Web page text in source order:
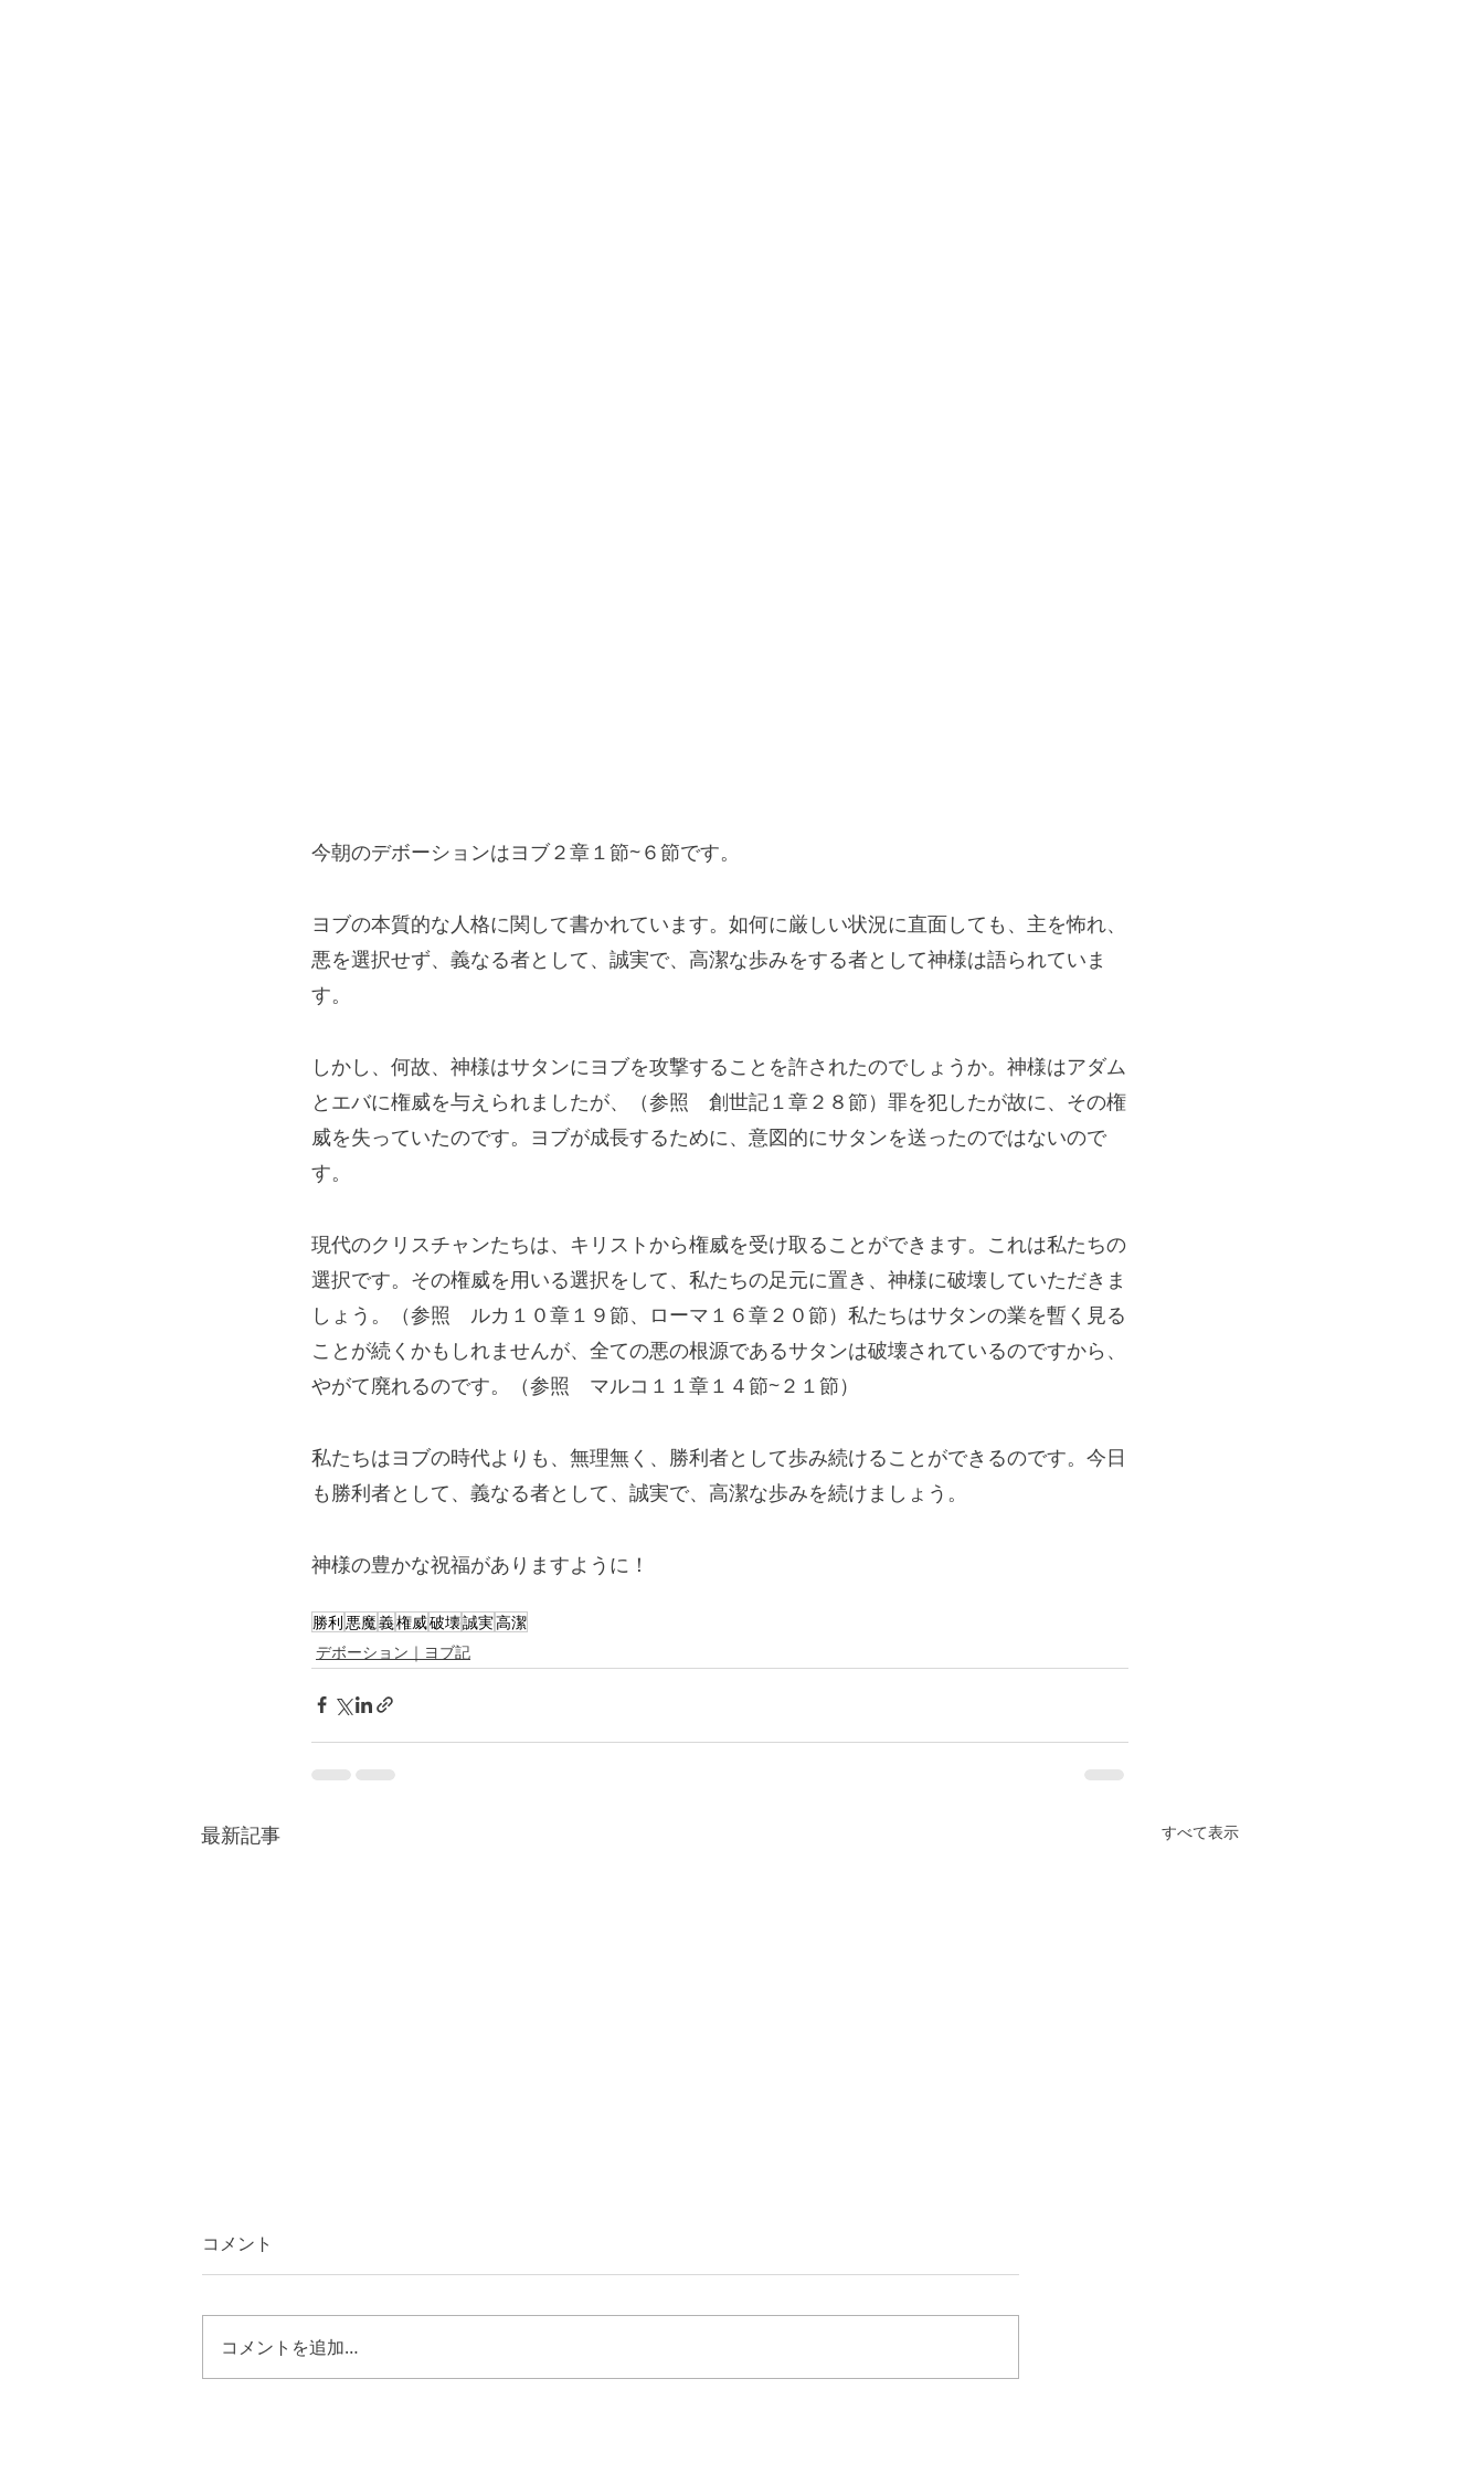
今朝のデボーションはヨブ２章１節~６節です。
ヨブの本質的な人格に関して書かれています。如何に厳しい状況に直面しても、主を怖れ、
悪を選択せず、義なる者として、誠実で、高潔な歩みをする者として神様は語られていま
す。
しかし、何故、神様はサタンにヨブを攻撃することを許されたのでしょうか。神様はアダム
とエバに権威を与えられましたが、（参照　創世記１章２８節）罪を犯したが故に、その権
威を失っていたのです。ヨブが成長するために、意図的にサタンを送ったのではないので
す。
現代のクリスチャンたちは、キリストから権威を受け取ることができます。これは私たちの
選択です。その権威を用いる選択をして、私たちの足元に置き、神様に破壊していただきま
しょう。（参照　ルカ１０章１９節、ローマ１６章２０節）私たちはサタンの業を暫く見る
ことが続くかもしれませんが、全ての悪の根源であるサタンは破壊されているのですから、
やがて廃れるのです。（参照　マルコ１１章１４節~２１節）
私たちはヨブの時代よりも、無理無く、勝利者として歩み続けることができるのです。今日
も勝利者として、義なる者として、誠実で、高潔な歩みを続けましょう。
神様の豊かな祝福がありますように！
勝利 悪魔義権威破壊誠実高潔
デボーション｜ヨブ記
最新記事 すべて表示
コメント
コメントを追加…